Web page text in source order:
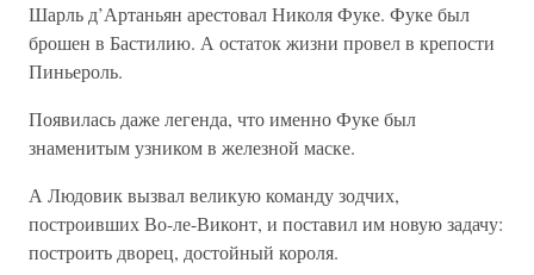
Шарль д’Артаньян арестовал Николя Фуке. Фуке был
брошен в Бастилию. А остаток жизни провел в крепости
Пиньероль.
Появилась даже легенда, что именно Фуке был
знаменитым узником в железной маске.
А Людовик вызвал великую команду зодчих,
построивших Во-ле-Виконт, и поставил им новую задачу:
построить дворец, достойный короля.